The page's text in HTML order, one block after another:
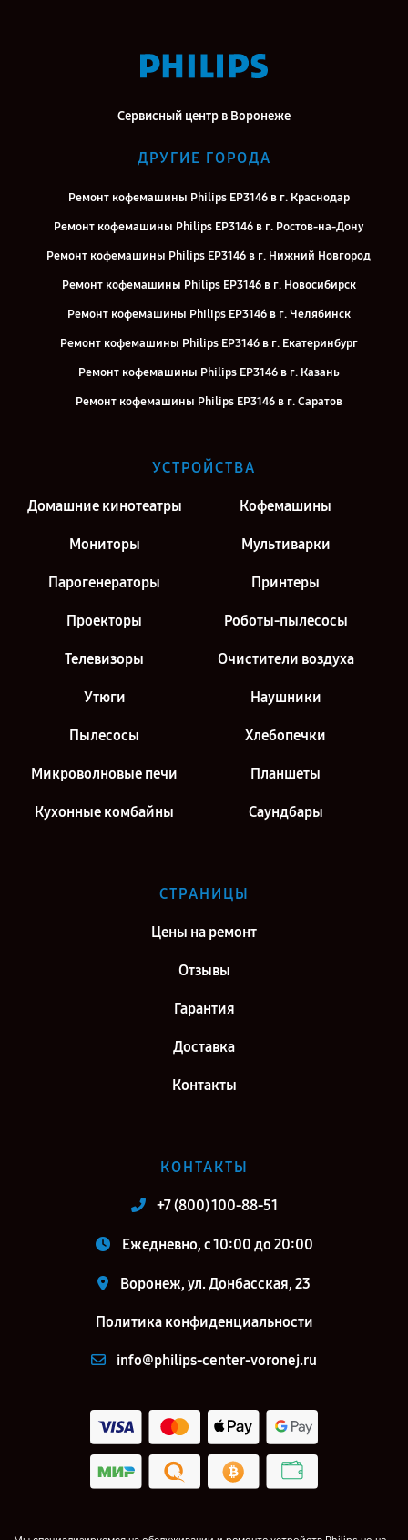
Сервисный центр в Воронеже
ДРУГИЕ ГОРОДА
Ремонт кофемашины Philips EP3146 в г. Краснодар
Ремонт кофемашины Philips EP3146 в г. Ростов-на-Дону
Ремонт кофемашины Philips EP3146 в г. Нижний Новгород
Ремонт кофемашины Philips EP3146 в г. Новосибирск
Ремонт кофемашины Philips EP3146 в г. Челябинск
Ремонт кофемашины Philips EP3146 в г. Екатеринбург
Ремонт кофемашины Philips EP3146 в г. Казань
Ремонт кофемашины Philips EP3146 в г. Саратов
Ремонт кофемашины Philips EP3146 в г. Москва
УСТРОЙСТВА
Домашние кинотеатры Кофемашины
Мониторы Мультиварки
Парогенераторы Принтеры
Проекторы Роботы-пылесосы
Телевизоры Очистители воздуха
Утюги Наушники
Пылесосы Хлебопечки
Микроволновые печи Планшеты
Кухонные комбайны Саундбары
СТРАНИЦЫ
Цены на ремонт
Отзывы
Гарантия
Доставка
Контакты
КОНТАКТЫ
+7 (800) 100-88-51
Ежедневно, с 10:00 до 20:00
Воронеж, ул. Донбасская, 23
Политика конфиденциальности
info@philips-center-voronej.ru